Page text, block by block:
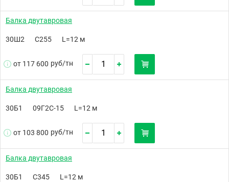
Балка двутавровая
30Ш2 С255 L=12 м
от 117 600 руб/тн
Балка двутавровая
30Б1 09Г2С-15 L=12 м
от 103 800 руб/тн
Балка двутавровая
30Б1 С345 L=12 м